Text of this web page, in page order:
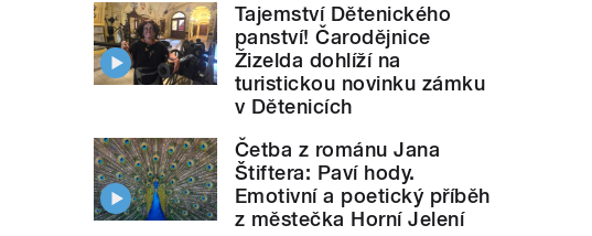
Tajemství Dětenického
panství! Čarodějnice
Žizelda dohlíží na
turistickou novinku zámku
v Dětenicích
Četba z románu Jana
Štiftera: Paví hody.
Emotivní a poetický příběh
z městečka Horní Jelení